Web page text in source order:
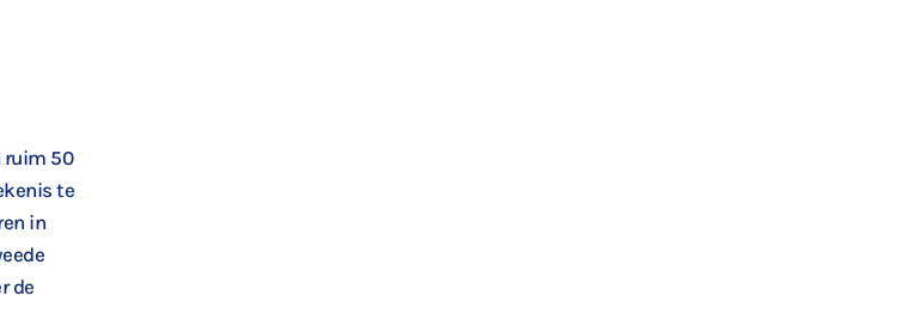
ruim 50
te
in
de